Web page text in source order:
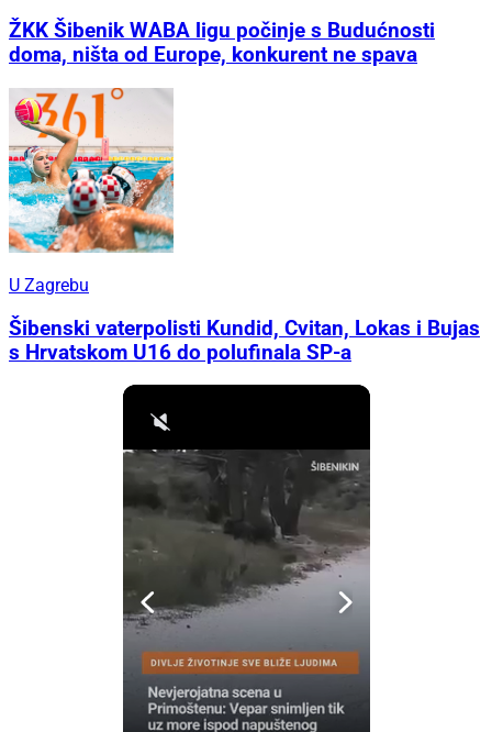
ŽKK Šibenik WABA ligu počinje s Budućnosti
doma, ništa od Europe, konkurent ne spava
U Zagrebu
Šibenski vaterpolisti Kundid, Cvitan, Lokas i Bujas
s Hrvatskom U16 do polufinala SP-a